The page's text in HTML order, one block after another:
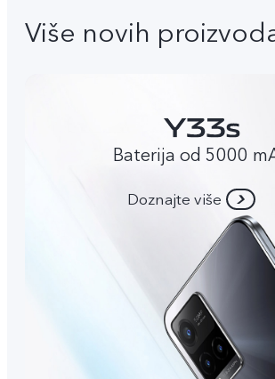
Više novih
Baterija od 5000
Doznajte više